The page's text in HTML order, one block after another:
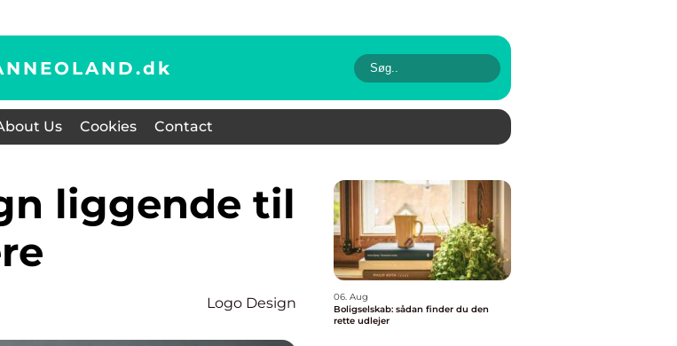
dk
Us Cookies Contact
Logo Design
06. Aug
Boligselskab: sådan finder du den
rette udlejer